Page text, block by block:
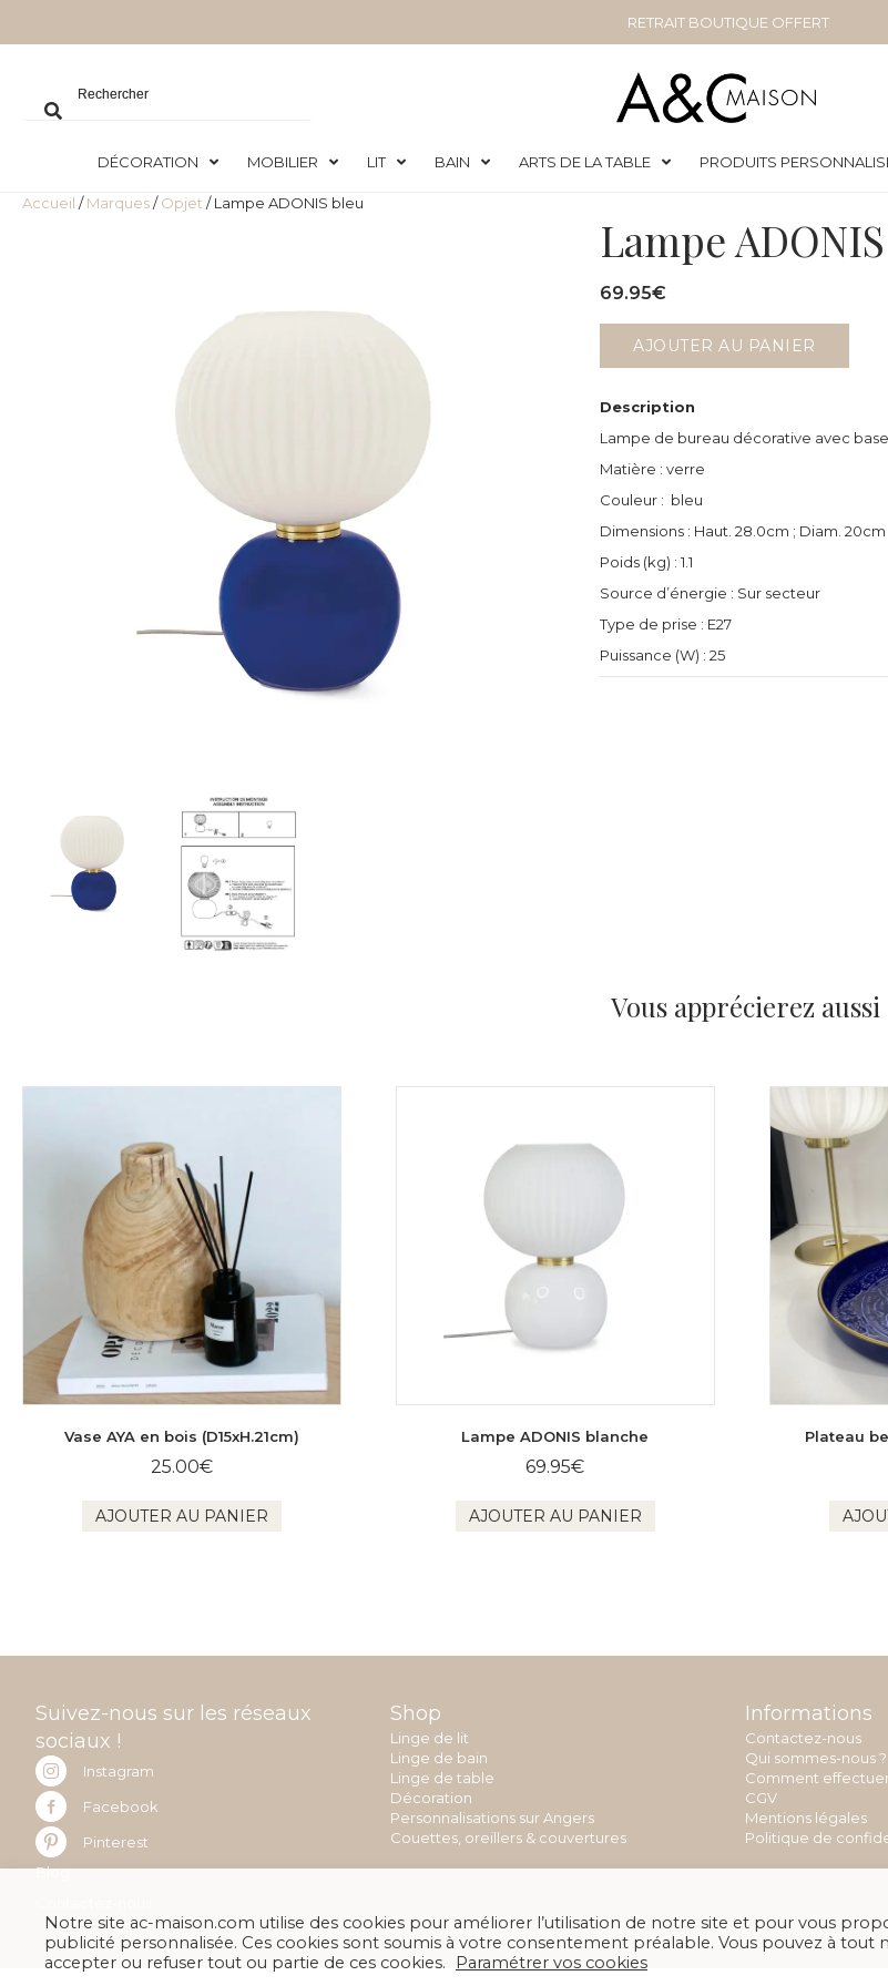
RETRAIT BOUTIQUE OFFERT
DÉCORATION MOBILIER LIT BAIN ARTS DE LA TABLE PRODUITS
Accueil /Marques/Opjet / Lampe ADONIS bleu
Lampe
69.95€
AJOUTER AU PANIER
Description
Lampe de bureau décorative avec
Matière : verre
Couleur : bleu
Dimensions : Haut. 28.0cm ; Diam. 20cm
Poids (kg) : 1.1
Source d’énergie : Sur secteur
Type de prise : E27
Puissance (W) : 25
Vous apprécierez aussi
Vase AYA en bois (D15xH.21cm)
25.00€
AJOUTER AU PANIER
Lampe ADONIS blanche
69.95€
AJOUTER AU PANIER
Plateau
Suivez-nous sur les réseaux
sociaux !
Instagram
Facebook
Pinterest
Blog
Shop
Linge de lit
Linge de bain
Linge de table
Décoration
Personnalisations sur Angers
Couettes, oreillers & couvertures
Informations
Contactez-nous
Qui sommes-nous ?
Comment
CGV
Mentions légales
Politique de
Notre site ac-maison.com utilise des cookies pour améliorer l’utilisation de notre site et pour vous
publicité personnalisée. Ces cookies sont soumis à votre consentement préalable. Vous pouvez à tout
accepter ou refuser tout ou partie de ces cookies.
Paramétrer vos cookies